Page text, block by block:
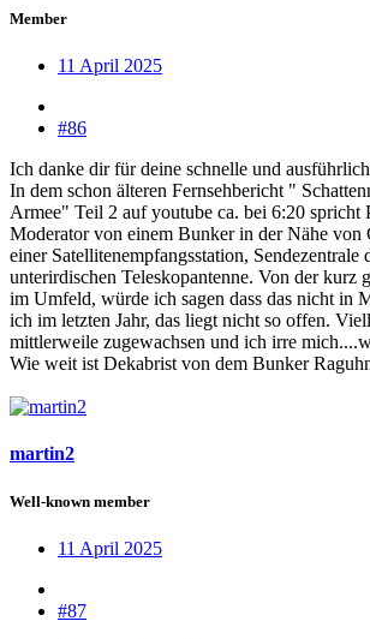
Member
11 April 2025
#86
Ich danke dir für deine schnelle und
In dem schon älteren Fernsehbericht "
Armee" Teil 2 auf youtube ca. bei 6:20 spricht
Moderator von einem Bunker in der Nähe von
einer Satellitenempfangsstation, Sendezentrale
unterirdischen Teleskopantenne. Von der kurz
im Umfeld, würde ich sagen dass das nicht in
ich im letzten Jahr, das liegt nicht so offen.
mittlerweile zugewachsen und ich irre
Wie weit ist Dekabrist von dem Bunker
martin2
Well-known member
11 April 2025
#87